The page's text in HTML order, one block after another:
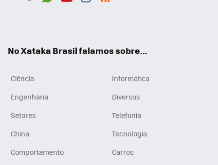
No Xataka Brasil falamos sobre...
Ciência
Informática
Engenharia
Diversos
Setores
Telefonia
China
Tecnologia
Comportamento
Carros